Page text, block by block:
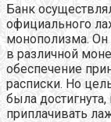
Банк
официального
монополизма. Он
в различной
обеспечение
расписки. Но
была
приплачивать